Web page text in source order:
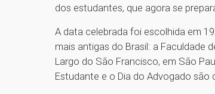
dos estudantes, que agora se
A data celebrada foi escolhida em
mais antigas do Brasil: a Faculdade
Largo do São Francisco, em São
Estudante e o Dia do Advogado são